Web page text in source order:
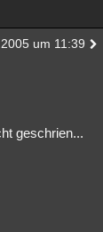
um 11:39
geschrien...